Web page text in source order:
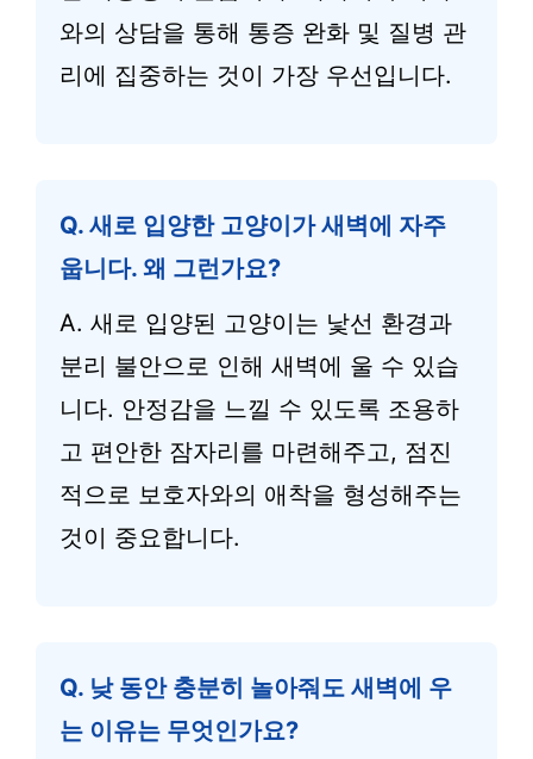
와의 상담을 통해 통증 완화 및 질병 관
리에 집중하는 것이 가장 우선입니다.
Q. 새로 입양한 고양이가 새벽에 자주
웁니다. 왜 그런가요?
A. 새로 입양된 고양이는 낯선 환경과
분리 불안으로 인해 새벽에 울 수 있습
니다. 안정감을 느낄 수 있도록 조용하
고 편안한 잠자리를 마련해주고, 점진
적으로 보호자와의 애착을 형성해주는
것이 중요합니다.
Q. 낮 동안 충분히 놀아줘도 새벽에 우
는 이유는 무엇인가요?